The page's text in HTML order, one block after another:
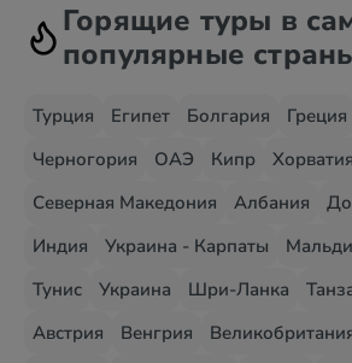
Горящие туры в
популярные
Турция Египет Болгария Греция
Черногория
ОАЭ Кипр Хорватия
Северная Македония
Албания
Индия
Украина - Карпаты
Тунис
Украина Шри-Ланка
Австрия
Венгрия